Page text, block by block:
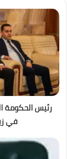
رئيس الحكومة
في